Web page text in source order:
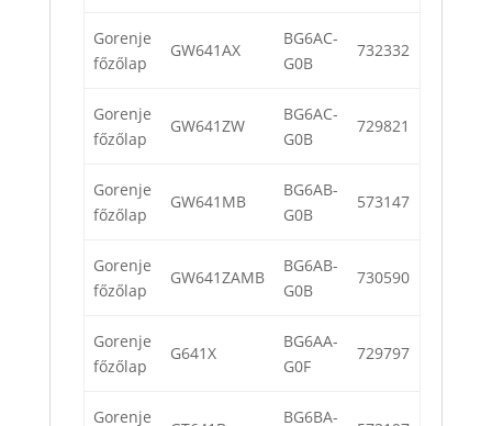
Gorenje
főzőlap
GW641AX
BG6AC-
G0B
732332
Gorenje
főzőlap
GW641ZW
BG6AC-
G0B
729821
Gorenje
főzőlap
GW641MB
BG6AB-
G0B
573147
Gorenje
főzőlap
GW641ZAMB
BG6AB-
G0B
730590
Gorenje
főzőlap
G641X
BG6AA-
G0F
729797
Gorenje
BG6BA-